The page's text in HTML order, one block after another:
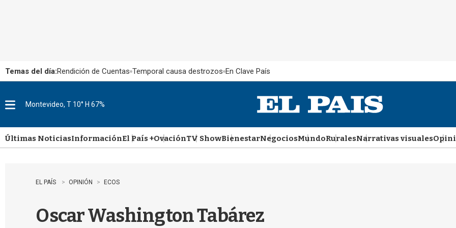
Temas del día:Rendición de Cuentas Temporal causa destrozos En Clave País
u
Montevideo, T 10° H 67%
Últimas NoticiasInformaciónEl País +OvaciónTV ShowBienestarNegociosMundoRuralesNarrativas visuales
EL PAÍS OPINIÓN ECOS
Oscar Washington Tabárez